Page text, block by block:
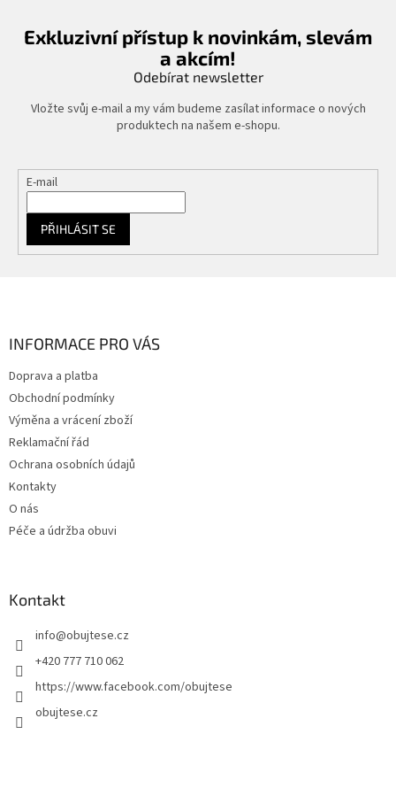
Exkluzivní přístup k novinkám, slevám
a akcím!
Odebírat newsletter
Vložte svůj e-mail a my vám budeme zasílat informace o nových
produktech na našem e-shopu.
E-mail
PŘIHLÁSIT SE
INFORMACE PRO VÁS
Doprava a platba
Obchodní podmínky
Výměna a vrácení zboží
Reklamační řád
Ochrana osobních údajů
Kontakty
O nás
Péče a údržba obuvi
Kontakt
info@obujtese.cz
+420 777 710 062
https://www.facebook.com/obujtese
obujtese.cz